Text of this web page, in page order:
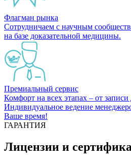
Флагман рынка
Сотрудничаем с научным
на базе доказательной медицины.
Премиальный сервис
Комфорт на всех этапах – от
Индивидуальное ведение
Ваше время!
ГАРАНТИЯ
Лицензии и